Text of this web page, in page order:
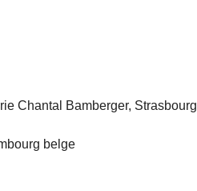
Chantal Bamberger, Strasbourg
belge